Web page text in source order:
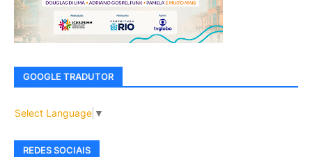
GOOGLE TRADUTOR
Select Language ▼
REDES SOCIAIS